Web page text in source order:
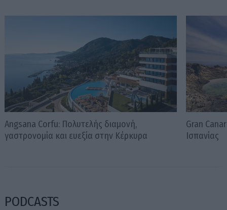
Angsana Corfu: Πολυτελής διαμονή,
γαστρονομία και ευεξία στην Κέρκυρα
Gran
Ισπανίας
PODCASTS